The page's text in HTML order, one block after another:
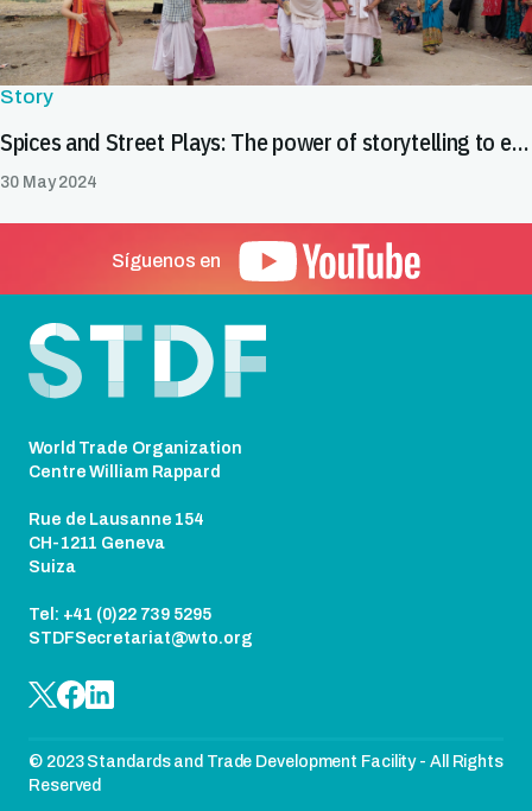
Story
Spices and Street Plays: The power of storytelling to enhance food safety in India's spice value chain
30 May 2024
Síguenos en
World Trade Organization
Centre William Rappard
Rue de Lausanne 154
CH-1211 Geneva
Suiza
Tel: +41 (0)22 739 5295
STDFSecretariat@wto.org
© 2023 Standards and Trade Development Facility - All Rights
Reserved